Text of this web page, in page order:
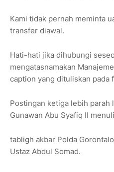
Kami tidak pernah meminta
transfer diawal.
Hati-hati jika dihubungi
mengatasnamakan
caption yang dituliskan pada
Postingan ketiga lebih parah
Gunawan Abu Syafiq II
tabligh akbar Polda
Ustaz Abdul Somad.